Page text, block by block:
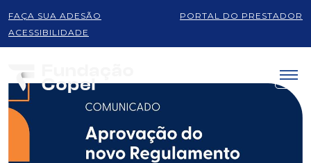
FAÇA SUA ADESÃO
PORTAL DO PRESTADOR
ACESSIBILIDADE